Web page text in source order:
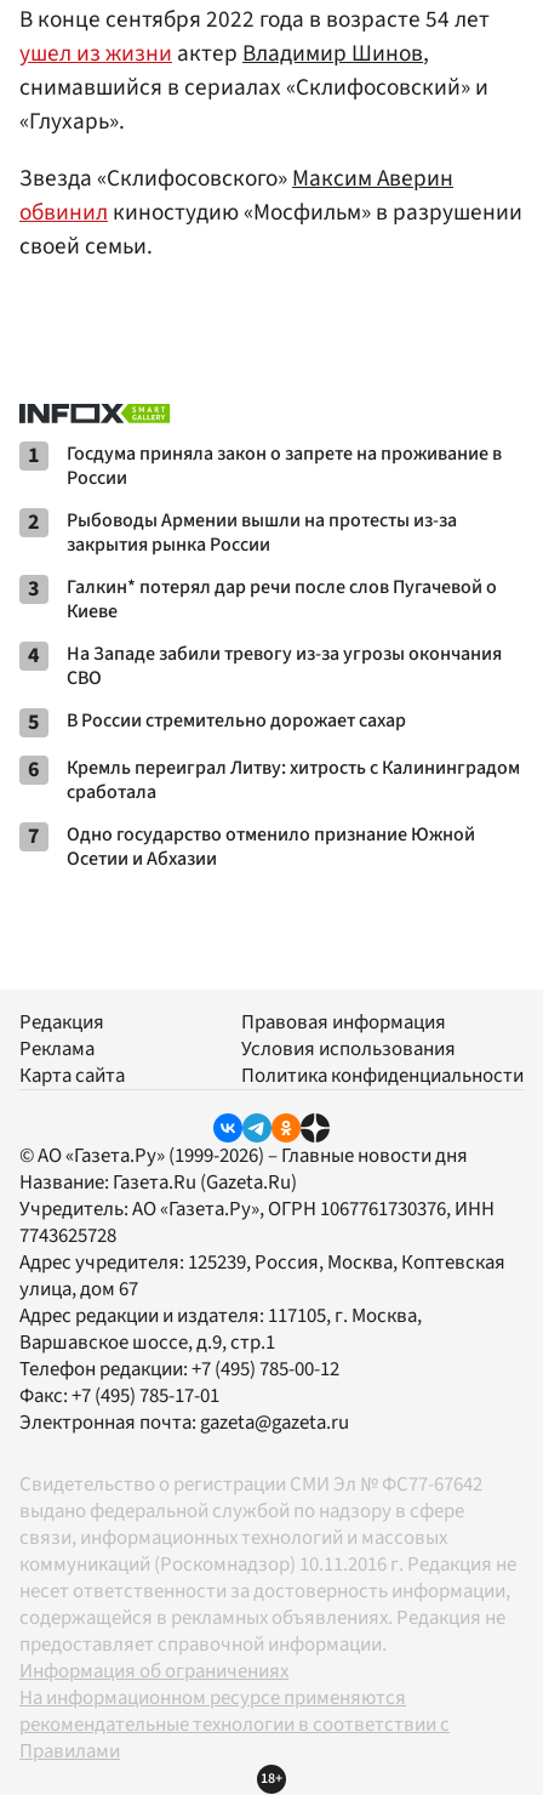
В конце сентября 2022 года в возрасте 54 лет
ушел из жизни актер Владимир Шинов,
снимавшийся в сериалах «Склифосовский» и
«Глухарь».
Звезда «Склифосовского»Максим Аверин
обвинилкиностудию «Мосфильм» в разрушении
своей семьи.
1
Госдума приняла закон о запрете на проживание в
России
2
Рыбоводы Армении вышли на протесты из-за
закрытия рынка России
3
Галкин* потерял дар речи после слов Пугачевой о
Киеве
4
На Западе забили тревогу из-за угрозы окончания
СВО
5 В России стремительно дорожает сахар
6
Кремль переиграл Литву: хитрость с Калининградом
сработала
7
Одно государство отменило признание Южной
Осетии и Абхазии
Редакция
Реклама
Карта сайта
Правовая информация
Условия использования
Политика конфиденциальности
© АО «Газета.Ру» (1999-2026) – Главные новости дня
Название: Газета.Ru (Gazeta.Ru)
Учредитель:АО «Газета.Ру», ОГРН 1067761730376, ИНН
7743625728
Адрес учредителя: 125239, Россия, Москва, Коптевская
улица, дом 67
Адрес редакции и издателя: 117105, г. Москва,
Варшавское шоссе, д.9, стр.1
Телефон редакции:+7 (495) 785-00-12
Факс:+7 (495) 785-17-01
Электронная почта:gazeta@gazeta.ru
Свидетельство о регистрации СМИ Эл № ФС77-67642
выдано федеральной службой по надзору в сфере
связи, информационных технологий и массовых
коммуникаций (Роскомнадзор) 10.11.2016 г. Редакция не
несет ответственности за достоверность информации,
содержащейся в рекламных объявлениях. Редакция не
предоставляет справочной информации.
Информация об ограничениях
На информационном ресурсе применяются
рекомендательные технологии в соответствии с
Правилами
18+